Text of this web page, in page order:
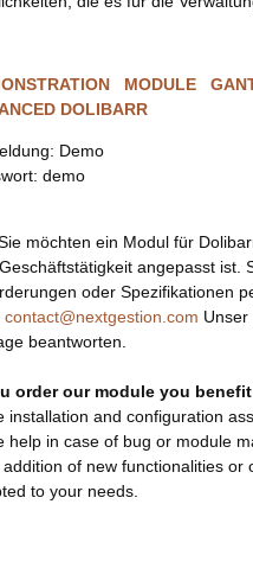
MODULE
DOLIBARR
Demo
demo
möchten ein Modul für
angepasst ist.
oder Spezifikationen
contact@nextgestion.com
beantworten.
order our module you
installation and configuration
help in case of bug or module
of new functionalities or
to your needs.